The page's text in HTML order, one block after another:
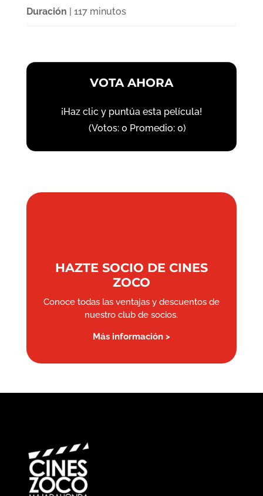
Duración | 117 minutos
VOTA AHORA
¡Haz clic y puntúa esta película!
(Votos: 0 Promedio: 0)
HAZTE SOCIO DE CINES
ZOCO
Conoce todas las ventajas y descuentos de
nuestro club de socios.
Más información >